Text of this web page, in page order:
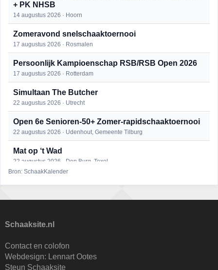
+ PK NHSB
14 augustus 2026 · Hoorn
Zomeravond snelschaaktoernooi
17 augustus 2026 · Rosmalen
Persoonlijk Kampioenschap RSB/RSB Open 2026
17 augustus 2026 · Rotterdam
Simultaan The Butcher
22 augustus 2026 · Utrecht
Open 6e Senioren-50+ Zomer-rapidschaaktoernooi
22 augustus 2026 · Udenhout, Gemeente Tilburg
Mat op ‘t Wad
22 augustus 2026 · Den Burg, Texel
25 augustus 2026 · Bunschoten-Spakenburg
27 augustus 2026 · Delft
Nazomervierkampentoernooi 2026
Bron: SchaakKalender
Schaaksite.nl
Contact en colofon
Webdesign: Lennart Ootes
Steun Schaaksite